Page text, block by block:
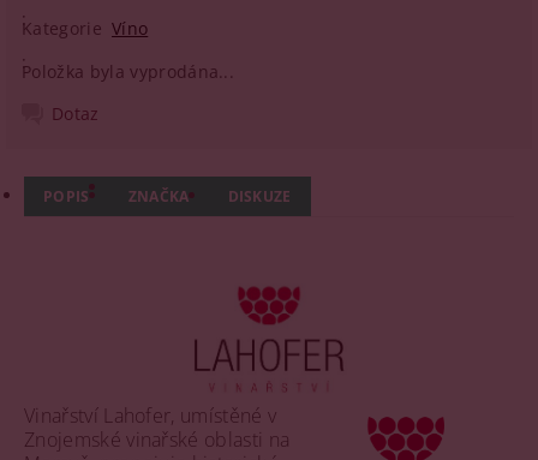
Kategorie Víno
Položka byla vyprodána...
Dotaz
POPIS ZNAČKA DISKUZE
Vinařství Lahofer, umístěné v
Znojemské vinařské oblasti na